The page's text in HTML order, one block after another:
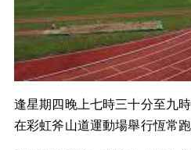
逢星期四晚上七時三十分至九
在彩虹斧山道運動場舉行恆常跑